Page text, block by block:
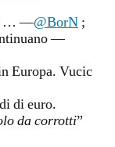
… —@BorN ;
—
Europa. Vucic
di euro.
da corrotti”